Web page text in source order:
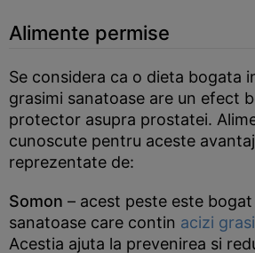
Alimente permise
Se considera ca o dieta bogata
grasimi sanatoase are un efect
protector asupra prostatei.
cunoscute pentru aceste
reprezentate de:
Somon – acest peste este
sanatoase care contin acizi
Acestia ajuta la prevenirea si